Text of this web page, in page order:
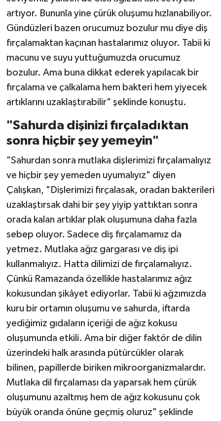
artıyor. Bununla yine çürük oluşumu hızlanabiliyor.
Gündüzleri bazen orucumuz bozulur mu diye diş
fırçalamaktan kaçınan hastalarımız oluyor. Tabii ki
macunu ve suyu yuttuğumuzda orucumuz
bozulur. Ama buna dikkat ederek yapılacak bir
fırçalama ve çalkalama hem bakteri hem yiyecek
artıklarını uzaklaştırabilir" şeklinde konuştu.
"Sahurda dişinizi fırçaladıktan
sonra hiçbir şey yemeyin"
"Sahurdan sonra mutlaka dişlerimizi fırçalamalıyız
ve hiçbir şey yemeden uyumalıyız" diyen
Çalışkan, "Dişlerimizi fırçalasak, oradan bakterileri
uzaklaştırsak dahi bir şey yiyip yattıktan sonra
orada kalan artıklar plak oluşumuna daha fazla
sebep oluyor. Sadece diş fırçalamamız da
yetmez. Mutlaka ağız gargarası ve diş ipi
kullanmalıyız. Hatta dilimizi de fırçalamalıyız.
Çünkü Ramazanda özellikle hastalarımız ağız
kokusundan şikâyet ediyorlar. Tabii ki ağzımızda
kuru bir ortamın oluşumu ve sahurda, iftarda
yediğimiz gıdaların içeriği de ağız kokusu
oluşumunda etkili. Ama bir diğer faktör de dilin
üzerindeki halk arasında pütürcükler olarak
bilinen, papillerde biriken mikroorganizmalardır.
Mutlaka dil fırçalaması da yaparsak hem çürük
oluşumunu azaltmış hem de ağız kokusunu çok
büyük oranda önüne geçmiş oluruz" şeklinde